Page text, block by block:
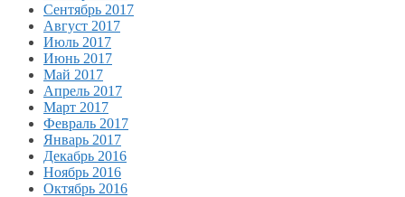
Сентябрь 2017
Август 2017
Июль 2017
Июнь 2017
Май 2017
Апрель 2017
Март 2017
Февраль 2017
Январь 2017
Декабрь 2016
Ноябрь 2016
Октябрь 2016